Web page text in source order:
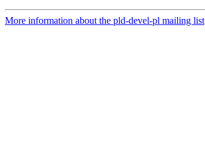
More information about the pld-devel-pl mailing list